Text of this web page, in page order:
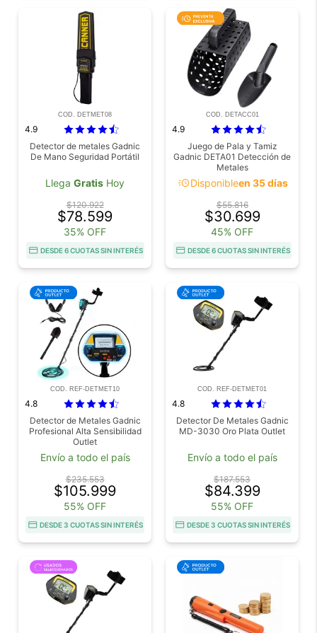
COD. DETMET08
4.9
Detector de metales Gadnic
De Mano Seguridad Portátil
Llega Gratis Hoy
$120.922
$78.599
35% OFF
DESDE 6 CUOTAS SIN INTERÉS
COD. DETACC01
4.9
Juego de Pala y Tamiz
Gadnic DETA01 Detección de
Metales
acuteDisponibleen 35 días
$55.816
$30.699
45% OFF
DESDE 6 CUOTAS SIN INTERÉS
COD. REF-DETMET10
4.8
Detector de Metales Gadnic
Profesional Alta Sensibilidad
Outlet
Envío a todo el país
$235.553
$105.999
55% OFF
DESDE 3 CUOTAS SIN INTERÉS
COD. REF-DETMET01
4.8
Detector De Metales Gadnic
MD-3030 Oro Plata Outlet
Envío a todo el país
$187.553
$84.399
55% OFF
DESDE 3 CUOTAS SIN INTERÉS